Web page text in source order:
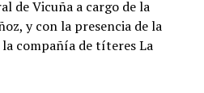
de Vicuña a cargo de la
y con la presencia de la
compañía de títeres La